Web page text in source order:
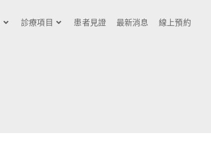
診療項目 患者見證 最新消息 線上預約